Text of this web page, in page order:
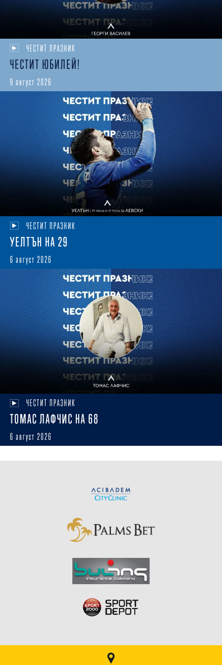
ЧЕСТИТ ПРАЗНИК
ЧЕСТИТ ЮБИЛЕЙ!
9 август 2026
ЧЕСТИТ ПРАЗНИК
УЕЛТЪН НА 29
6 август 2026
ЧЕСТИТ ПРАЗНИК
ТОМАС ЛАФЧИС НА 68
6 август 2026